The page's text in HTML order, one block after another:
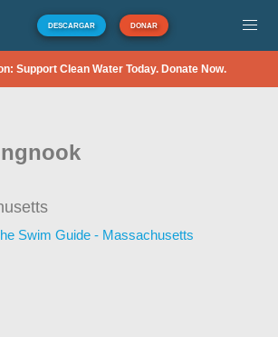
DESCARGAR DONAR
Support Clean Water Today. Donate Now.
Swim Guide - Massachusetts